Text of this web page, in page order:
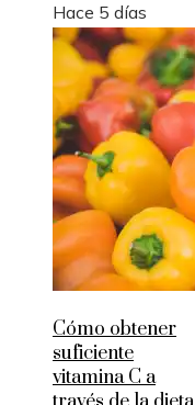
Hace 5 días
Cómo obtener
suficiente
vitamina C a